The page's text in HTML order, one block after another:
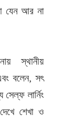
যেন আর না
স্থানীয়
বলেন, সৎ
লার্নিং
শেখা ও